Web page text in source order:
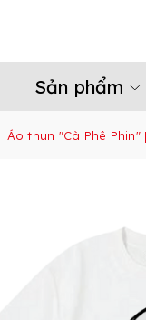
Sản phẩm
Áo thun "Cà Phê Phin"